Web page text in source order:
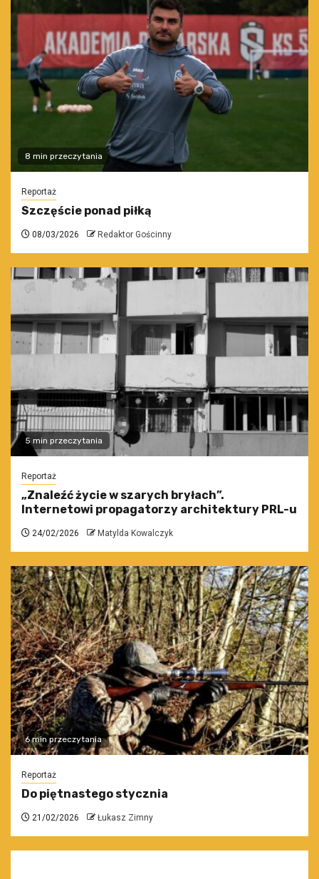
8 min przeczytania
Reportaż
Szczęście ponad piłką
08/03/2026 Redaktor Gościnny
5 min przeczytania
Reportaż
„Znaleźć życie w szarych bryłach”.
Internetowi propagatorzy architektury PRL-u
24/02/2026 Matylda Kowalczyk
6 min przeczytania
Reportaż
Do piętnastego stycznia
21/02/2026 Łukasz Zimny